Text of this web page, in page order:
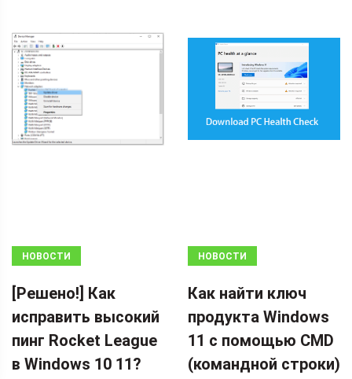
НОВОСТИ
[Решено!] Как
исправить высокий
пинг Rocket League
в Windows 10 11?
НОВОСТИ
Как найти ключ
продукта Windows
11 с помощью CMD
(командной строки)